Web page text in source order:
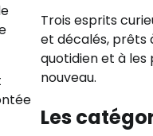
Trois esprits
et décalés, prêts
quotidien et à les
nouveau.
Les